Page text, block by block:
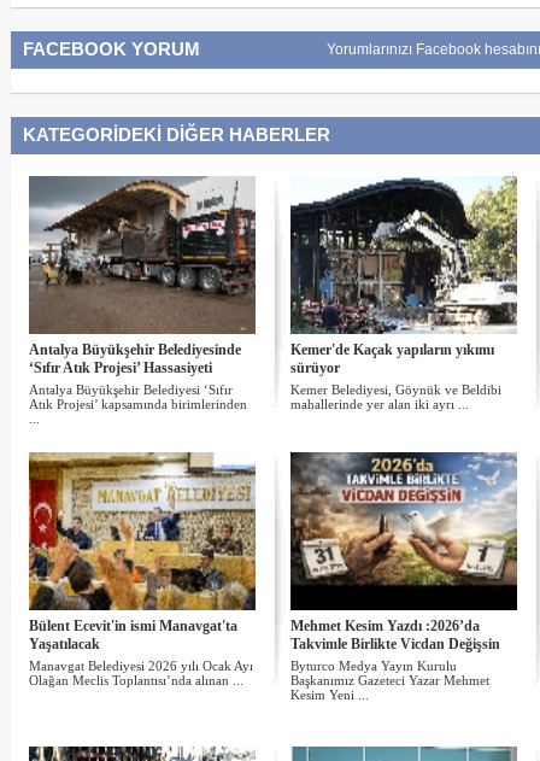
FACEBOOK YORUM Yorumlarınızı Facebook
KATEGORİDEKİ DİĞER HABERLER
Antalya Büyükşehir Belediyesinde
‘Sıfır Atık Projesi’ Hassasiyeti
Antalya Büyükşehir Belediyesi ‘Sıfır
Atık Projesi’ kapsamında birimlerinden
Kemer'de Kaçak yapıların yıkımı
sürüyor
Kemer Belediyesi, Göynük ve Beldibi
mahallerinde yer alan iki ayrı ...
Bülent Ecevit'in ismi Manavgat'ta
Yaşatılacak
Manavgat Belediyesi 2026 yılı Ocak Ayı
Olağan Meclis Toplantısı’nda alınan ...
Mehmet Kesim Yazdı :2026’da
Takvimle Birlikte Vicdan Değişsin
Byturco Medya Yayın Kurulu
Başkanımız Gazeteci Yazar Mehmet
Kesim Yeni ...